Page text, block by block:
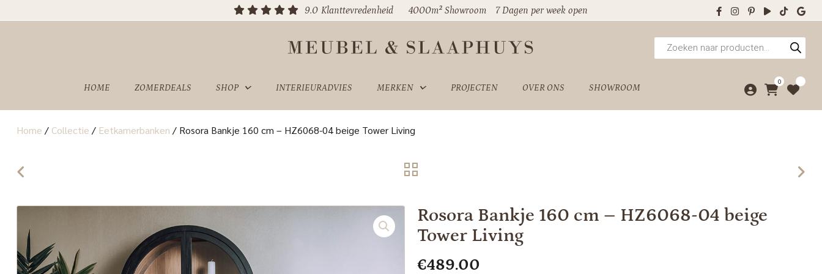
9.0 Klanttevredenheid 4000m² Showroom 7 Dagen per week open
Producten
zoeken
HOME ZOMERDEALS SHOP INTERIEURADVIES MERKEN PROJECTEN OVER ONS SHOWROOM
0
Home / Collectie / Eetkamerbanken / Rosora Bankje 160 cm – HZ6068-04 beige Tower Living
Rosora Bankje 160 cm – HZ6068-04 beige
Tower Living
€489.00